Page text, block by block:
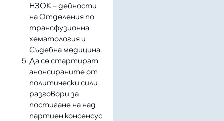
НЗОК – дейности
на Отделения по
трансфузионна
хематология и
Съдебна медицина.
Да се стартират
анонсираните от
политически сили
разговори за
постигане на над
партиен консенсус